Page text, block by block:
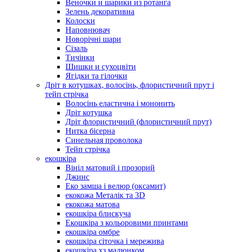
Веночки и шарики из ротанга
Зелень декоративна
Колоски
Наповнювач
Новорічні шари
Сізаль
Тичінки
Шишки и сухоцвіти
Ягідки та гілочки
Дріт в котушках, волосінь, флористичний прут і
тейп стрічка
Волосінь еластична і мононить
Дріт котушка
Дріт флористичний (флористичний прут)
Нитка бісерна
Синельная проволока
Тейп стрічка
екошкіра
Вініл матовий і прозорий
Джинс
Еко замша і велюр (оксамит)
екокожа Металік та 3D
екокожа матова
екошкіра блискуча
Екошкіра з кольоровими принтами
екошкіра омбре
екошкіра сіточка і мережива
екошкіра хз малюнком